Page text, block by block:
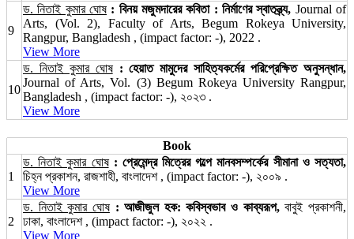
9
ড. নিতাই কুমার ঘোষ : বিনয় মজুমদারের কবিতা : নির্মাণের স্বাতন্ত্র্য, Journal of
Arts, (Vol. 2), Faculty of Arts, Begum Rokeya University,
Rangpur, Bangladesh , (impact factor: -), 2022 .
View More
10
ড. নিতাই কুমার ঘোষ : হেয়াত মামুদের সাহিত্যকর্মের পরিপ্রেক্ষিত অনুসন্ধান,
Journal of Arts, Vol. (3) Begum Rokeya University Rangpur,
Bangladesh , (impact factor: -), ২০২৩ .
View More
Book
1
ড. নিতাই কুমার ঘোষ : প্রেমেন্দ্র মিত্রের গল্পে মানবসম্পর্কের সীমানা ও সত্যতা,
চিহ্ন প্রকাশন, রাজশাহী, বাংলাদেশ , (impact factor: -), ২০০৯ .
View More
2
ড. নিতাই কুমার ঘোষ : আজীজুল হক: কবিস্বভাব ও কাব্যরূপ,বাবুই প্রকাশনী,
ঢাকা, বাংলাদেশ , (impact factor: -), ২০২২ .
View More